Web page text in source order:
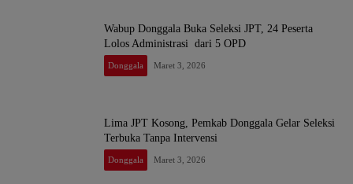
Wabup Donggala Buka Seleksi JPT, 24 Peserta
Lolos Administrasi dari 5 OPD
Donggala Maret 3, 2026
Lima JPT Kosong, Pemkab Donggala Gelar Seleksi
Terbuka Tanpa Intervensi
Donggala Maret 3, 2026